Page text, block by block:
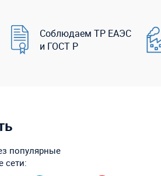
Соблюдаем ТР ЕАЭС
и ГОСТ Р
популярные
сети: